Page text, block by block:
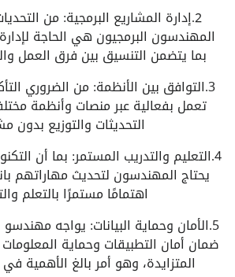
2.إدارة المشاريع البرمجية: من
المهندسون البرمجيون هي الحاجة
بما يتضمن التنسيق بين فرق العمل
3.التوافق بين الأنظمة: من الضروري
تعمل بفعالية عبر منصات وأنظمة
التحديثات والتوزيع بدون
4.التعليم والتدريب المستمر: بما أن
يحتاج المهندسون لتحديث مهاراتهم
اهتمامًا مستمرًا بالتعلم
5.الأمان وحماية البيانات: يواجه
ضمان أمان التطبيقات وحماية المعلومات
المتزايدة، وهو أمر بالغ الأهمية